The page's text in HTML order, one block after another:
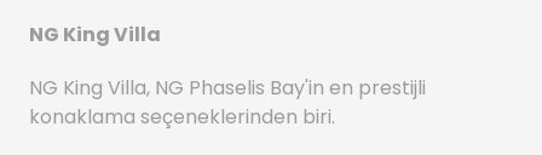
NG King Villa
NG King Villa, NG Phaselis Bay'in en prestijli
konaklama seçeneklerinden biri.